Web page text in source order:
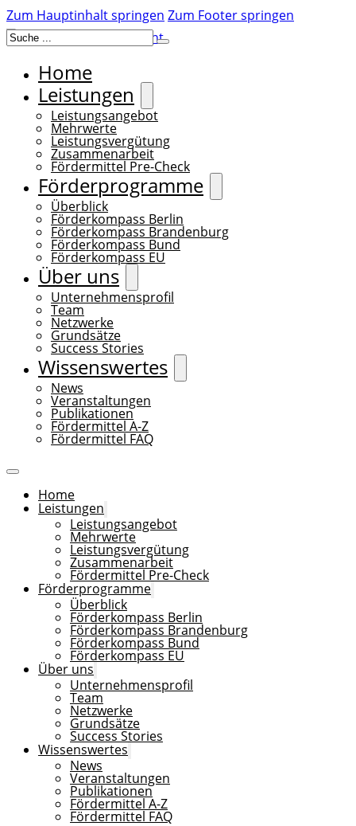
Zum Hauptinhalt springen Zum Footer springen
Suchen
Home
Leistungen
Leistungsangebot
Mehrwerte
Leistungsvergütung
Zusammenarbeit
Fördermittel Pre-Check
Förderprogramme
Überblick
Förderkompass Berlin
Förderkompass Brandenburg
Förderkompass Bund
Förderkompass EU
Über uns
Unternehmensprofil
Team
Netzwerke
Grundsätze
Success Stories
Wissenswertes
News
Veranstaltungen
Publikationen
Fördermittel A-Z
Fördermittel FAQ
Home
Leistungen
Leistungsangebot
Mehrwerte
Leistungsvergütung
Zusammenarbeit
Fördermittel Pre-Check
Förderprogramme
Überblick
Förderkompass Berlin
Förderkompass Brandenburg
Förderkompass Bund
Förderkompass EU
Über uns
Unternehmensprofil
Team
Netzwerke
Grundsätze
Success Stories
Wissenswertes
News
Veranstaltungen
Publikationen
Fördermittel A-Z
Fördermittel FAQ